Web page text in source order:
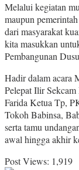
Melalui kegiatan
maupun
dari masyarakat
kita masukkan
Pembangunan
Hadir dalam acara
Pelepat Ilir
Farida Ketua Tp,
Tokoh Babinsa,
serta tamu
awal hingga akhir
Post Views: 1,919